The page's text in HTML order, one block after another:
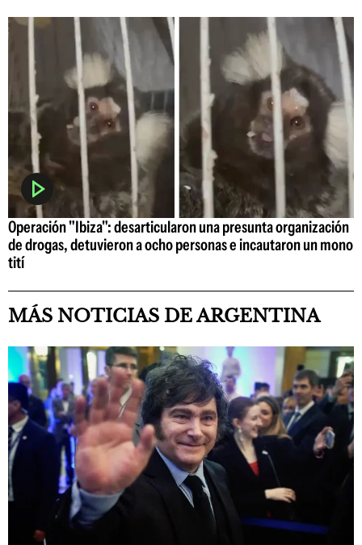
Operación "Ibiza": desarticularon una presunta organización
de drogas, detuvieron a ocho personas e incautaron un mono
tití
MÁS NOTICIAS DE ARGENTINA